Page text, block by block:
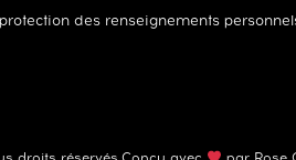
des renseignements